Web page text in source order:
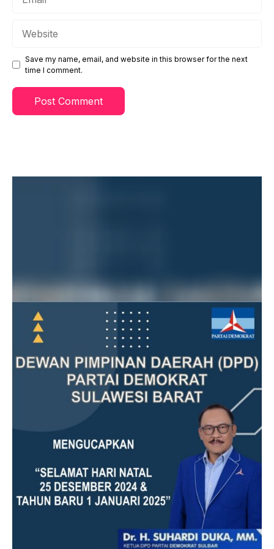
Save my name, email, and website in this browser for the next
time I comment.